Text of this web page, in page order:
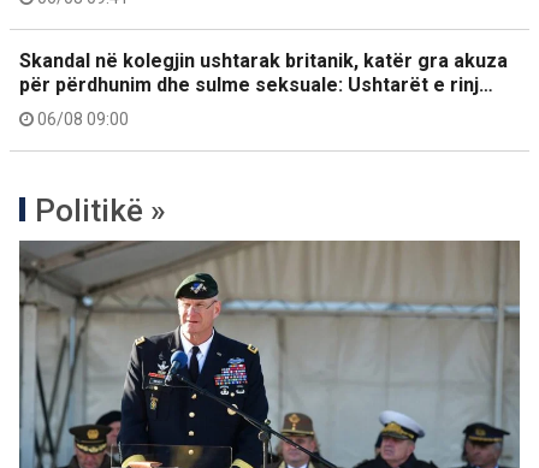
Skandal në kolegjin ushtarak britanik, katër gra akuza
për përdhunim dhe sulme seksuale: Ushtarët e rinj…
06/08 09:00
Politikë »